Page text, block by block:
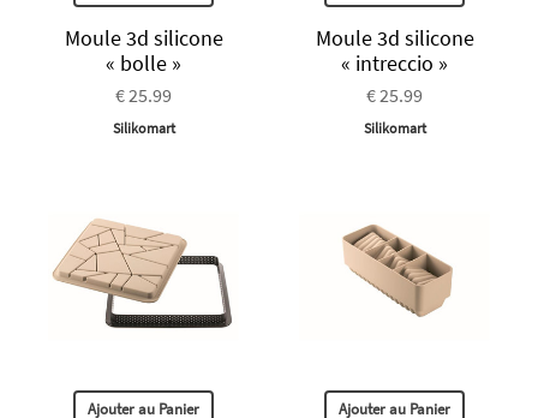
Moule 3d silicone
« bolle »
€ 25.99
Silikomart
Moule 3d silicone
« intreccio »
€ 25.99
Silikomart
Ajouter au Panier Ajouter au Panier